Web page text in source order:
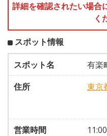
詳細を確認されたい場合
く
スポット情報
スポット名
有楽
住所
東京
営業時間